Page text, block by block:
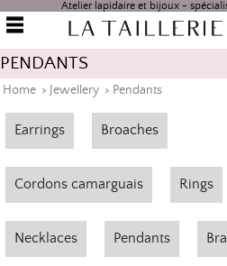
Atelier lapidaire et bijoux -
PENDANTS
Home > Jewellery > Pendants
Earrings Broaches
Cordons camarguais Rings
Necklaces Pendants